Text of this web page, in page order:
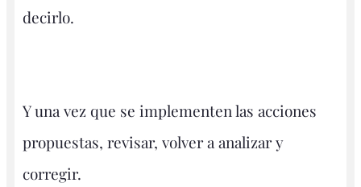
decirlo.
Y una vez que se implementen las acciones
propuestas, revisar, volver a analizar y
corregir.